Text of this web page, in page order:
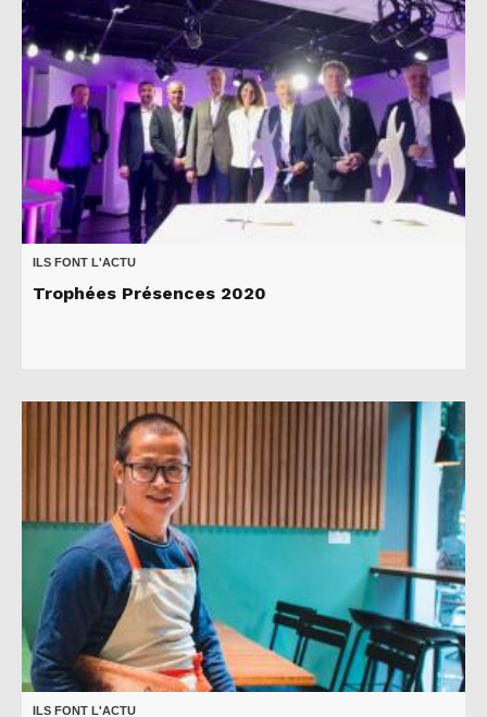
ILS FONT L'ACTU
Trophées Présences 2020
ILS FONT L'ACTU